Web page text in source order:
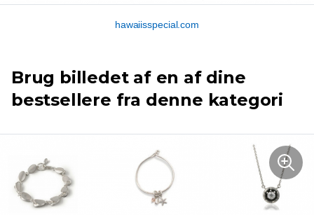
hawaiisspecial.com
Brug billedet af en af ​​dine
bestsellere fra denne kategori